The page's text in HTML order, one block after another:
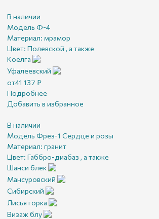
В наличии
Модель Ф-4
Материал: мрамор
Цвет: Полевской , а также
Коелга
Уфалеевский
от41 137 ₽
Подробнее
Добавить в избранное
В наличии
Модель Фрез-1 Сердце и розы
Материал: гранит
Цвет: Габбро-диабаз , а также
Шанси блек
Мансуровский
Сибирский
Лисья горка
Визаж блу